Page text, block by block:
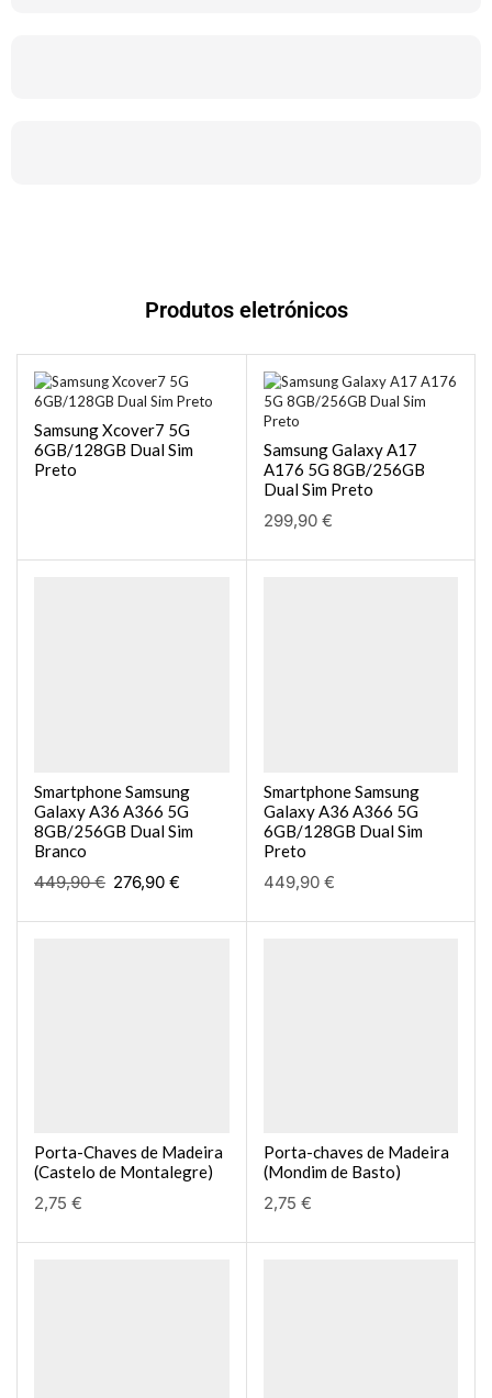
Produtos eletrónicos
Samsung Xcover7 5G
6GB/128GB Dual Sim
Preto
Samsung Galaxy A17
A176 5G 8GB/256GB
Dual Sim Preto
299,90 €
Smartphone Samsung
Galaxy A36 A366 5G
8GB/256GB Dual Sim
Branco
449,90€ 276,90 €
Smartphone Samsung
Galaxy A36 A366 5G
6GB/128GB Dual Sim
Preto
449,90 €
Porta-Chaves de Madeira
(Castelo de Montalegre)
2,75 €
Porta-chaves de Madeira
(Mondim de Basto)
2,75 €